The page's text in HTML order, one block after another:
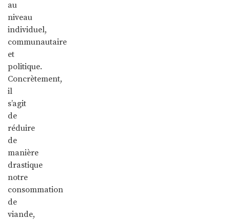
au
niveau
individuel,
communautaire
et
politique.
Concrètement,
il
s’agit
de
réduire
de
manière
drastique
notre
consommation
de
viande,